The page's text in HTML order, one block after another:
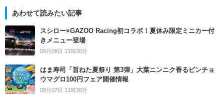
あわせて読みたい記事
スシロー×GAZOO Racing初コラボ！夏休み限定ミニカー付
きメニュー登場
08月08日 11時30分
はま寿司「旨ねた夏祭り 第3弾」大葉ニンニク香るビンチョ
ウマグロ100円フェア開催情報
08月07日 11時30分